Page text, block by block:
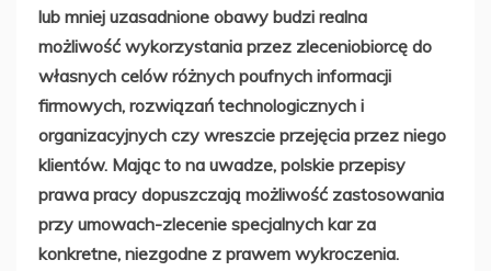
lub mniej uzasadnione obawy budzi realna
możliwość wykorzystania przez zleceniobiorcę do
własnych celów różnych poufnych informacji
firmowych, rozwiązań technologicznych i
organizacyjnych czy wreszcie przejęcia przez niego
klientów. Mając to na uwadze, polskie przepisy
prawa pracy dopuszczają możliwość zastosowania
przy umowach-zlecenie specjalnych kar za
konkretne, niezgodne z prawem wykroczenia.